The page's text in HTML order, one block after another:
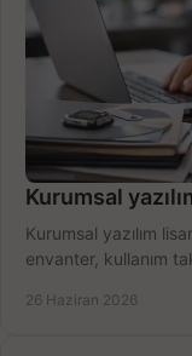
Kurumsal
Kurumsal yazılım
envanter, kullanım
26 Haziran 2026